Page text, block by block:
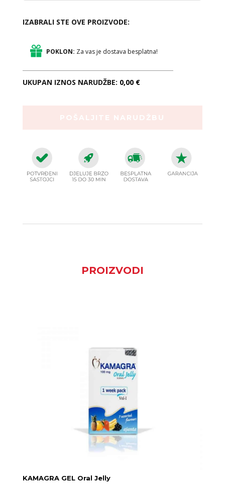
IZABRALI STE OVE PROIZVODE:
POKLON: Za vas je dostava besplatna!
UKUPAN IZNOS NARUDŽBE: 0,00 €
PROIZVODI
KAMAGRA GEL Oral Jelly